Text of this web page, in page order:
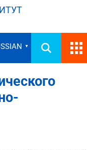
▼